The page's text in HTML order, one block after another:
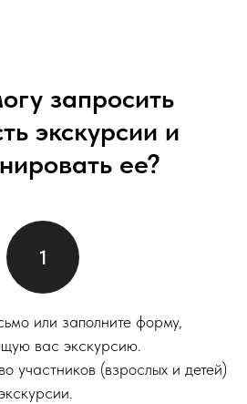
запросить
экскурсии и
ее?
или заполните форму,
вас экскурсию.
участников (взрослых и детей)